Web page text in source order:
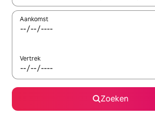
Aankomst
Vertrek
Zoeken